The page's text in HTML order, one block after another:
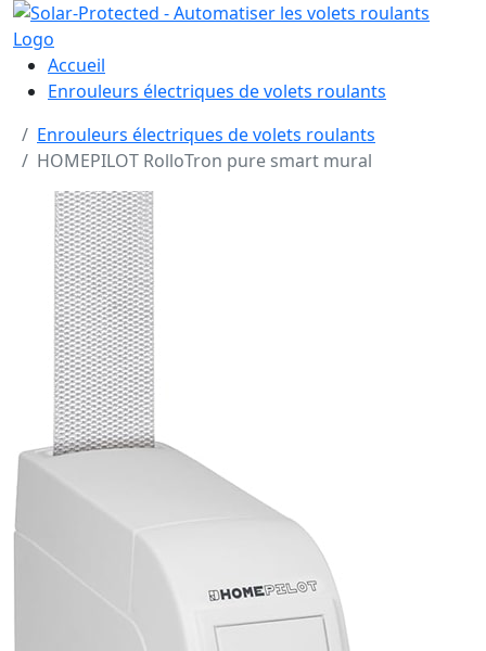
Accueil
Enrouleurs électriques de volets roulants
Enrouleurs électriques de volets roulants
HOMEPILOT RolloTron pure smart mural